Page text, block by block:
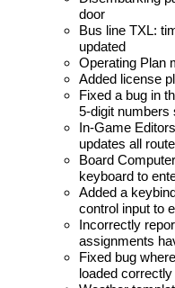
door
Bus line TXL:
updated
Operating Plan
Added license
Fixed a bug in
5-digit numbers
In-Game
updates all
Board
keyboard to
Added a
control input to
Incorrectly
assignments
Fixed bug
loaded